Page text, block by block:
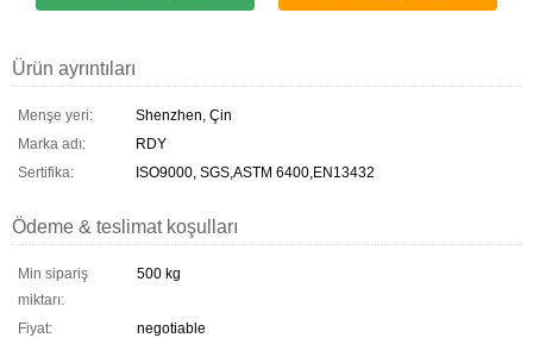
Ürün ayrıntıları
Menşe yeri:
Shenzhen, Çin
Marka adı:
RDY
Sertifika:
ISO9000, SGS,ASTM 6400,EN13432
Ödeme & teslimat koşulları
Min sipariş
miktarı:
500 kg
Fiyat:
negotiable